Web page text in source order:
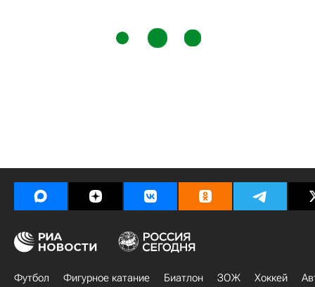
Футбол Фигурное катание Биатлон ЗОЖ Хоккей